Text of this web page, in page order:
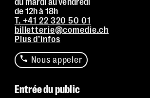
Contrastes :par défaut
de 12h à 18h
T. +41 22 320 50 01
billetterie@comedie.ch
Plus d’infos
Nous appeler
Entrée du public